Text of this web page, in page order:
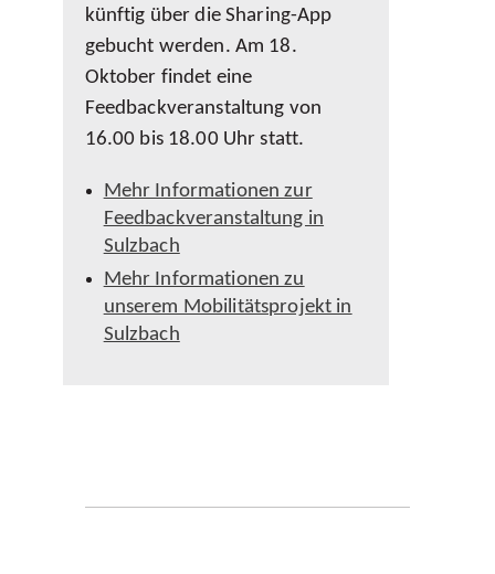
künftig über die Sharing-App
gebucht werden. Am 18.
Oktober findet eine
Feedbackveranstaltung von
16.00 bis 18.00 Uhr statt.
Mehr Informationen zur
Feedbackveranstaltung in
Sulzbach
Mehr Informationen zu
unserem Mobilitätsprojekt in
Sulzbach